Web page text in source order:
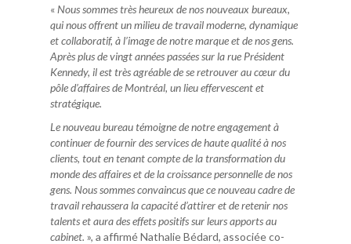
« Nous sommes très heureux de nos nouveaux bureaux,
qui nous offrent un milieu de travail moderne, dynamique
et collaboratif, à l’image de notre marque et de nos gens.
Après plus de vingt années passées sur la rue Président
Kennedy, il est très agréable de se retrouver au cœur du
pôle d’affaires de Montréal, un lieu effervescent et
stratégique.
Le nouveau bureau témoigne de notre engagement à
continuer de fournir des services de haute qualité à nos
clients, tout en tenant compte de la transformation du
monde des affaires et de la croissance personnelle de nos
gens. Nous sommes convaincus que ce nouveau cadre de
travail rehaussera la capacité d’attirer et de retenir nos
talents et aura des effets positifs sur leurs apports au
cabinet. », a affirmé Nathalie Bédard, associée co-